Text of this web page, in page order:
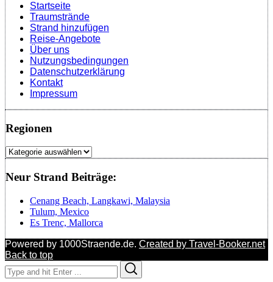
Startseite
Traumstrände
Strand hinzufügen
Reise-Angebote
Über uns
Nutzungsbedingungen
Datenschutzerklärung
Kontakt
Impressum
Regionen
Regionen
Neur Strand Beiträge:
Cenang Beach, Langkawi, Malaysia
Tulum, Mexico
Es Trenc, Mallorca
Powered by 1000Straende.de. Created by Travel-Booker.net
Back to top
Search
for: